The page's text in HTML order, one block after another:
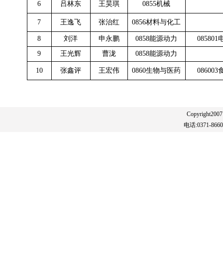
6 吕林东 王昊琪 0855机械
7 王逸飞 张治红 0856材料与化工
8 刘洋 申永鹏 0858能源动力
085801
9
王光辉 曹泷 0858能源动力
10 张鑫评 王宏伟 0860生物与医药 086003
电话:0371-